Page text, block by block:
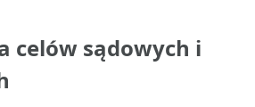
celów sądowych i